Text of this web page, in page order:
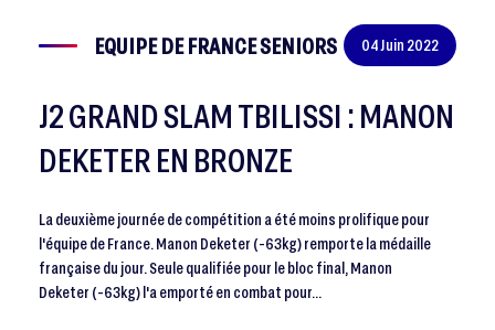
EQUIPE DE FRANCE SENIORS 04 Juin 2022
J2 GRAND SLAM TBILISSI : MANON
DEKETER EN BRONZE
La deuxième journée de compétition a été moins prolifique pour
l'équipe de France. Manon Deketer (-63kg) remporte la médaille
française du jour. Seule qualifiée pour le bloc final, Manon
Deketer (-63kg) l'a emporté en combat pour…